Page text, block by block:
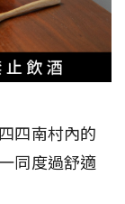
四南村內的
同度過舒適